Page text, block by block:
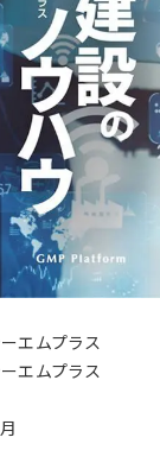
エムプラス
エムプラス